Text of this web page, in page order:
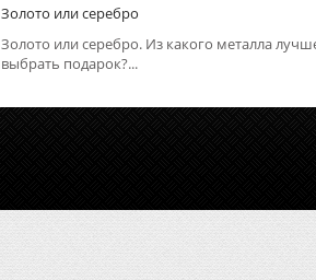
Золото или серебро
Золото или серебро. Из какого металла
выбрать подарок?...